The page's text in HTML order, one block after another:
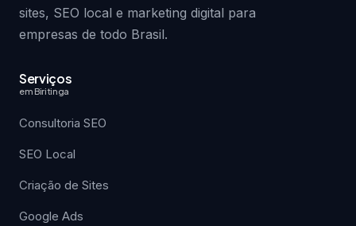
sites, SEO local e marketing digital para
empresas de todo Brasil.
Serviços
em Biritinga
Consultoria SEO
SEO Local
Criação de Sites
Google Ads